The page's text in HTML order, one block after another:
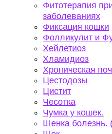
Фитотерапия
заболеваниях
Фиксация кошки
Фолликулит и
Хейлетиоз
Хламидиоз
Хроническая
Цестодозы
Цистит
Чесотка
Чумка у кошек.
Шенка болезнь.